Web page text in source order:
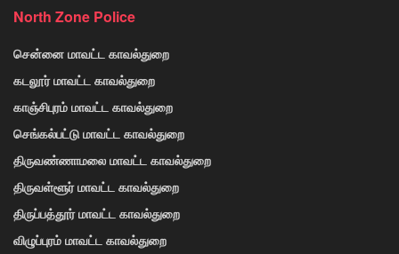
North Zone Police
சென்னை மாவட்ட காவல்துறை
கடலூர் மாவட்ட காவல்துறை
காஞ்சிபுரம் மாவட்ட காவல்துறை
செங்கல்பட்டு மாவட்ட காவல்துறை
திருவண்ணாமலை மாவட்ட காவல்துறை
திருவள்ளூர் மாவட்ட காவல்துறை
திருப்பத்தூர் மாவட்ட காவல்துறை
விழுப்புரம் மாவட்ட காவல்துறை